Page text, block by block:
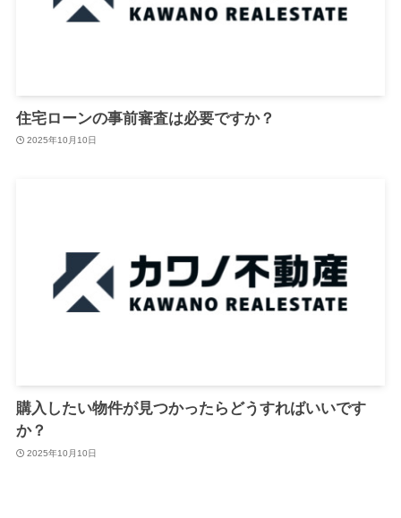
住宅ローンの事前審査は必要ですか？
2025年10月10日
購入したい物件が見つかったらどうすればいいです
か？
2025年10月10日